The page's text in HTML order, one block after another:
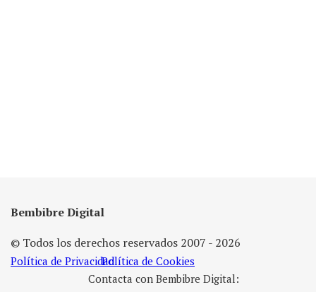
Bembibre Digital
© Todos los derechos reservados 2007 - 2026
Política de PrivacidadPolítica de Cookies
Contacta con Bembibre Digital: